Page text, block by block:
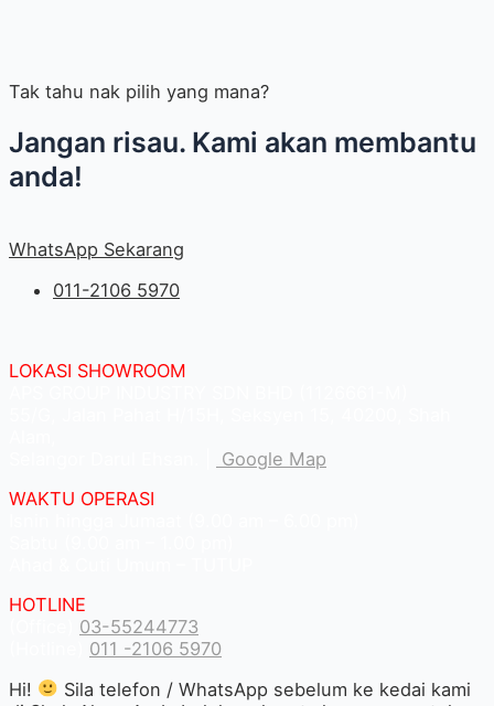
Tak tahu nak pilih yang mana?
Jangan risau. Kami akan membantu
anda!
WhatsApp Sekarang
011-2106 5970
LOKASI SHOWROOM
Google Map
WAKTU OPERASI
HOTLINE
03-55244773
011 -2106 5970
Hi!
Sila telefon / WhatsApp sebelum ke kedai kami